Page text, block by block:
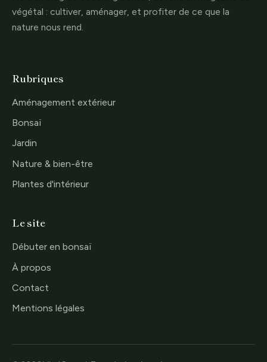
végétal : cultiver, aménager, et profiter de ce que la
nature nous rend.
Rubriques
Aménagement extérieur
Bonsaï
Jardin
Nature & bien-être
Plantes d'intérieur
Le site
Débuter en bonsaï
À propos
Contact
Mentions légales